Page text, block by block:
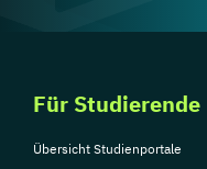
Für Studierende
Übersicht Studienportale